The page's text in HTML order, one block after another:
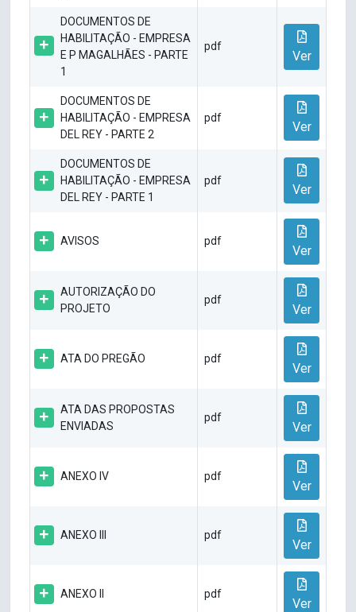
DOCUMENTOS DE
HABILITAÇÃO - EMPRESA
E P MAGALHÃES - PARTE
1
pdf
Ver
DOCUMENTOS DE
HABILITAÇÃO - EMPRESA
DEL REY - PARTE 2
pdf
Ver
DOCUMENTOS DE
HABILITAÇÃO - EMPRESA
DEL REY - PARTE 1
pdf
Ver
AVISOS pdf
Ver
AUTORIZAÇÃO DO
PROJETO
pdf
Ver
ATA DO PREGÃO pdf
Ver
ATA DAS PROPOSTAS
ENVIADAS
pdf
Ver
ANEXO IV pdf
Ver
ANEXO III pdf
Ver
ANEXO II pdf
Ver